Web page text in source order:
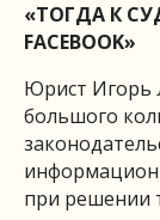
«ТОГДА К
FACEBOOK»
Юрист Игорь
большого
при решении